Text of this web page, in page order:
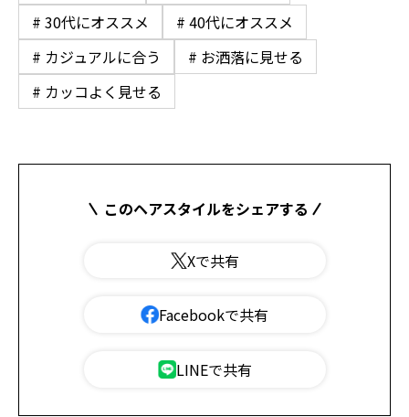
# 30代にオススメ
# 40代にオススメ
# カジュアルに合う
# お洒落に見せる
# カッコよく見せる
このヘアスタイルをシェアする
Xで共有
Facebookで共有
LINEで共有